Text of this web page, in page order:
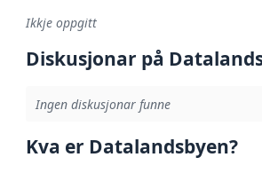
Ikkje oppgitt
Diskusjonar på
Ingen diskusjonar funne
Kva er Datalandsbyen?